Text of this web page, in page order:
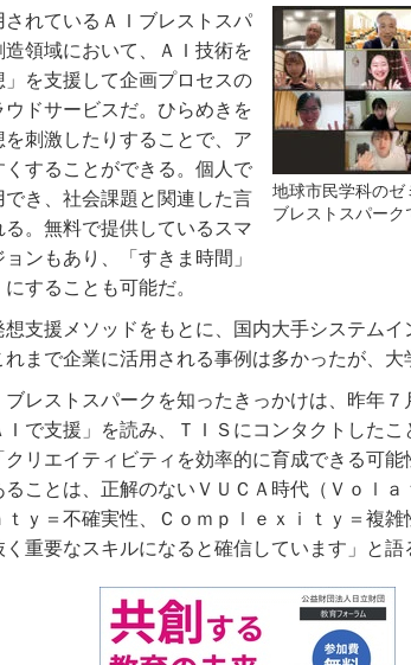
地球市民学科のゼ
ブレストスパーク
れているＡＩブレストスパ
領域において、ＡＩ技術を
」を支援して企画プロセスの
ドサービスだ。ひらめきを
刺激したりすることで、ア
くすることができる。個人で
でき、社会課題と関連した言
。無料で提供しているスマ
ンもあり、「すきま時間」
することも可能だ。
支援メソッドをもとに、国内大手システムイ
れまで企業に活用される事例は多かったが、大
レストスパークを知ったきっかけは、昨年
で支援」を読み、ＴＩＳにコンタクトしたこ
リエイティビティを効率的に育成できる可能
ることは、正解のないＶＵＣＡ時代（Ｖｏｌａ
ｔｙ＝不確実性、Ｃｏｍｐｌｅｘｉｔｙ＝複雑
重要なスキルになると確信しています」と語